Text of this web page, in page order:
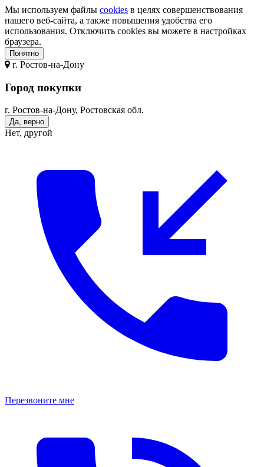
Мы используем файлы cookies в целях совершенствования
нашего веб-сайта, а также повышения удобства его
использования. Отключить cookies вы можете в настройках
браузера.
Понятно
г. Ростов-на-Дону
Город покупки
г. Ростов-на-Дону, Ростовская обл.
Да, верно
Нет, другой
Перезвоните мне